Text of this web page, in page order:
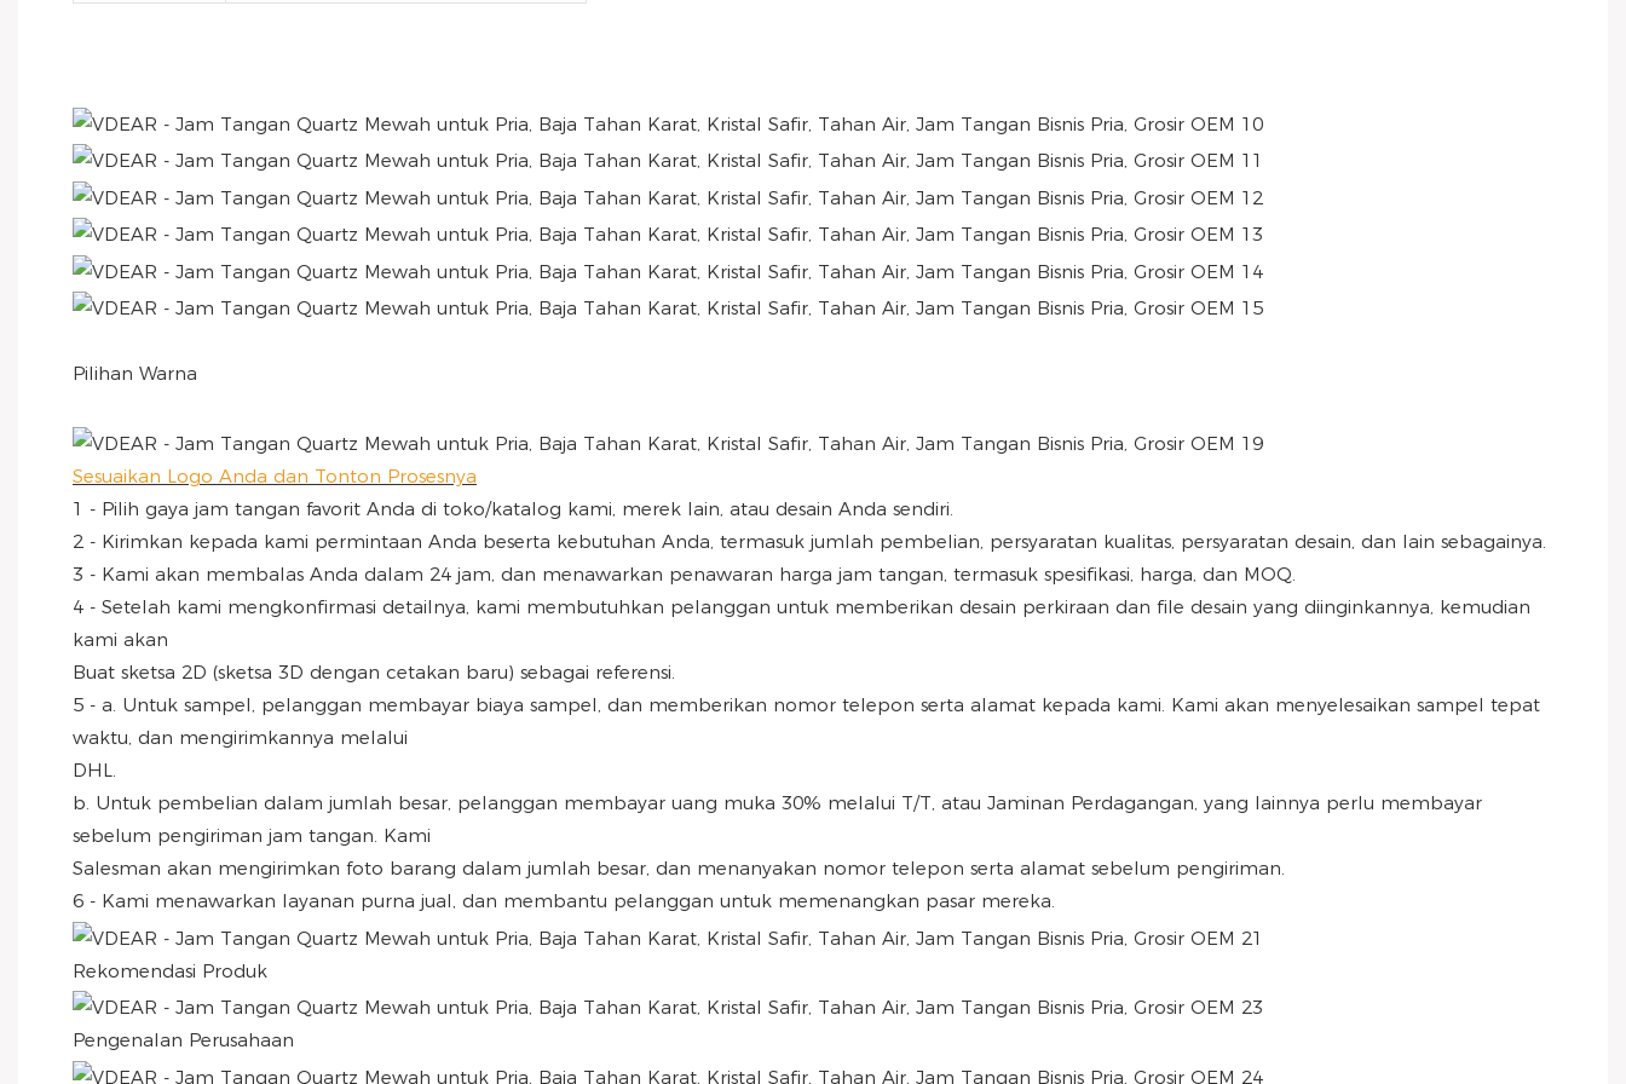
Pilihan Warna
Sesuaikan Logo Anda dan Tonton Prosesnya
1 - Pilih gaya jam tangan favorit Anda di toko/katalog kami, merek lain, atau desain Anda sendiri.
2 - Kirimkan kepada kami permintaan Anda beserta kebutuhan Anda, termasuk jumlah pembelian, persyaratan kualitas, persyaratan desain, dan lain sebagainya.
3 - Kami akan membalas Anda dalam 24 jam, dan menawarkan penawaran harga jam tangan, termasuk spesifikasi, harga, dan MOQ.
4 - Setelah kami mengkonfirmasi detailnya, kami membutuhkan pelanggan untuk memberikan desain perkiraan dan file desain yang diinginkannya, kemudian
kami akan
Buat sketsa 2D (sketsa 3D dengan cetakan baru) sebagai referensi.
5 - a. Untuk sampel, pelanggan membayar biaya sampel, dan memberikan nomor telepon serta alamat kepada kami. Kami akan menyelesaikan sampel tepat
waktu, dan mengirimkannya melalui
DHL.
b. Untuk pembelian dalam jumlah besar, pelanggan membayar uang muka 30% melalui T/T, atau Jaminan Perdagangan, yang lainnya perlu membayar
sebelum pengiriman jam tangan. Kami
Salesman akan mengirimkan foto barang dalam jumlah besar, dan menanyakan nomor telepon serta alamat sebelum pengiriman.
6 - Kami menawarkan layanan purna jual, dan membantu pelanggan untuk memenangkan pasar mereka.
Rekomendasi Produk
Pengenalan Perusahaan